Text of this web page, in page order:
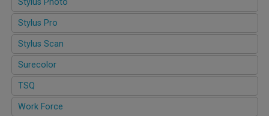
Stylus Photo
Stylus Pro
Stylus Scan
Surecolor
TSQ
Work Force